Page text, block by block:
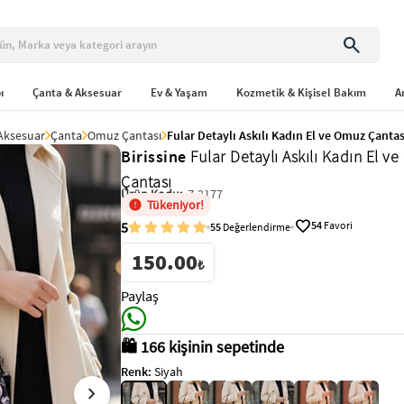
search
Çanta & Aksesuar Ev & Yaşam Kozmetik & Kişisel Bakım
Çanta Omuz Çantası Fular Detaylı Askılı Kadın El ve Omuz
chevron_right
Birissine Fular Detaylı Askılı Kadın El
Çantası
Ürün Kodu: Z-2177
Tükeniyor!
5 55 Değerlendirme favorite54 Favori
150.00₺
Paylaş
🛍️ 166 kişinin sepetinde
Renk: Siyah